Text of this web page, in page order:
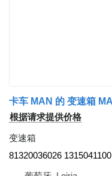
根据请求提供价格
变速箱
81320036026 1315041100